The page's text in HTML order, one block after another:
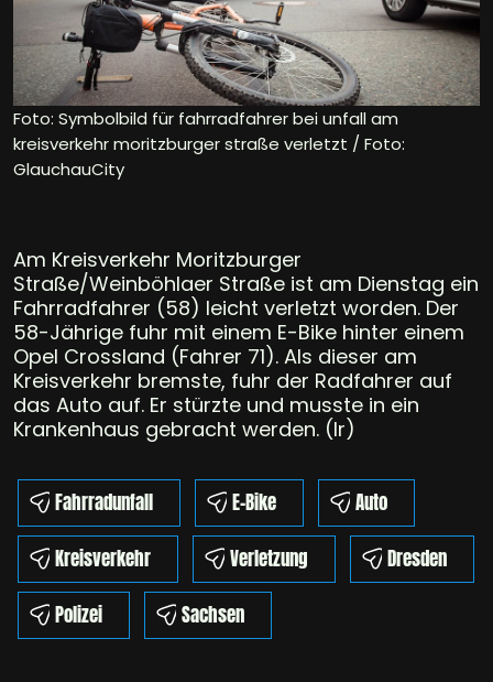
Foto: Symbolbild für fahrradfahrer bei unfall am
kreisverkehr moritzburger straße verletzt / Foto:
GlauchauCity
Am Kreisverkehr Moritzburger
Straße/Weinböhlaer Straße ist am Dienstag ein
Fahrradfahrer (58) leicht verletzt worden. Der
58-Jährige fuhr mit einem E-Bike hinter einem
Opel Crossland (Fahrer 71). Als dieser am
Kreisverkehr bremste, fuhr der Radfahrer auf
das Auto auf. Er stürzte und musste in ein
Krankenhaus gebracht werden. (lr)
Fahrradunfall E-Bike
Auto
Kreisverkehr
Verletzung
Dresden
Polizei
Sachsen